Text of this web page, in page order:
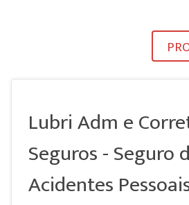
Lubri Adm e
Seguros - Seguro
Acidentes